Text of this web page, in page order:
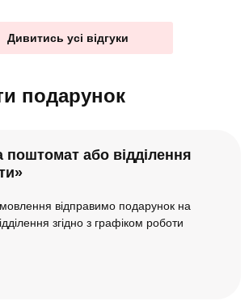
Дивитись усі відгуки
подарунок
поштомат або відділення
відправимо подарунок на
згідно з графіком роботи